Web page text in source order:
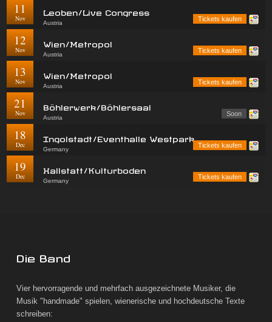
11
Nov
Leoben/Live Congress
Austria
Tickets kaufen
12
Nov
Wien/Metropol
Austria
Tickets kaufen
13
Nov
Wien/Metropol
Austria
Tickets kaufen
21
Nov
Böhlerwerk/Böhlersaal
Austria
Soon
18
Dec
Ingolstadt/Eventhalle Westpark
Germany
Tickets kaufen
19
Dec
Hallstatt/Kulturboden
Germany
Tickets kaufen
Die Band
Vier hervorragende und mehrfach ausgezeichnete Musiker, die
Musik "handmade" spielen, wienerische und hochdeutsche Texte
schreiben: